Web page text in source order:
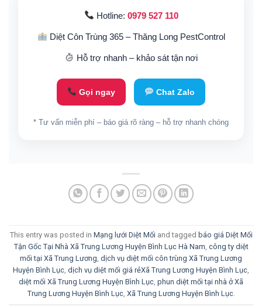
Hotline: 0979 527 110
Diệt Côn Trùng 365 – Thăng Long PestControl
Hỗ trợ nhanh – khảo sát tận nơi
Gọi ngay Chat Zalo
* Tư vấn miễn phí – báo giá rõ ràng – hỗ trợ nhanh chóng
This entry was posted in Mạng lưới Diệt Mối and tagged báo giá Diệt Mối
Tận Gốc Tại Nhà Xã Trung Lương Huyện Bình Lục Hà Nam, công ty diệt
mối tại Xã Trung Lương, dịch vụ diệt mối côn trùng Xã Trung Lương
Huyện Bình Lục, dịch vụ diệt mối giá rẻXã Trung Lương Huyện Bình Lục,
diệt mối Xã Trung Lương Huyện Bình Lục, phun diệt mối tại nhà ở Xã
Trung Lương Huyện Bình Lục, Xã Trung Lương Huyện Bình Lục.